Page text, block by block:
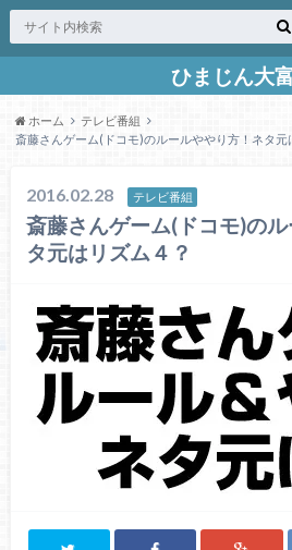
ひまじん大
ホーム
テレビ番組
斎藤さんゲーム(ドコモ)のルールややり方！ネタ元
2016.02.28 テレビ番組
斎藤さんゲーム(ドコモ)の
タ元はリズム４？